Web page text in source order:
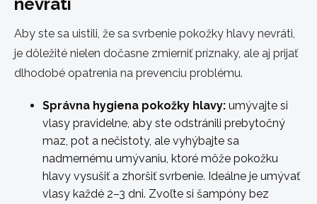
Aby ste sa uistili, že sa svrbenie pokožky hlavy nevráti,
je dôležité nielen dočasne zmierniť príznaky, ale aj prijať
dlhodobé opatrenia na prevenciu problému.
Správna hygiena pokožky hlavy: umývajte si
vlasy pravidelne, aby ste odstránili prebytočný
maz, pot a nečistoty, ale vyhýbajte sa
nadmernému umývaniu, ktoré môže pokožku
hlavy vysušiť a zhoršiť svrbenie. Ideálne je umývať
vlasy každé 2–3 dni. Zvoľte si šampóny bez